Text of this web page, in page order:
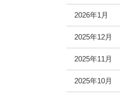
2026年1月
2025年12月
2025年11月
2025年10月